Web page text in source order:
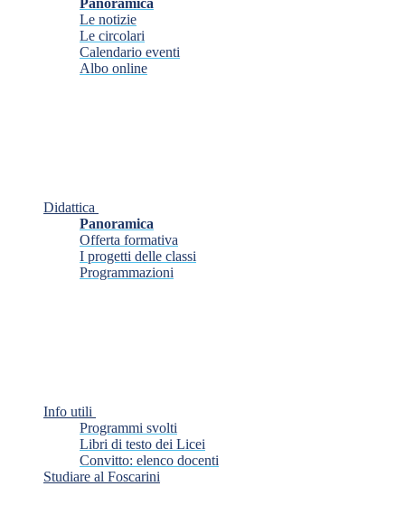
Panoramica
Le notizie
Le circolari
Calendario eventi
Albo online
Didattica
Panoramica
Offerta formativa
I progetti delle classi
Programmazioni
Info utili
Programmi svolti
Libri di testo dei Licei
Convitto: elenco docenti
Studiare al Foscarini